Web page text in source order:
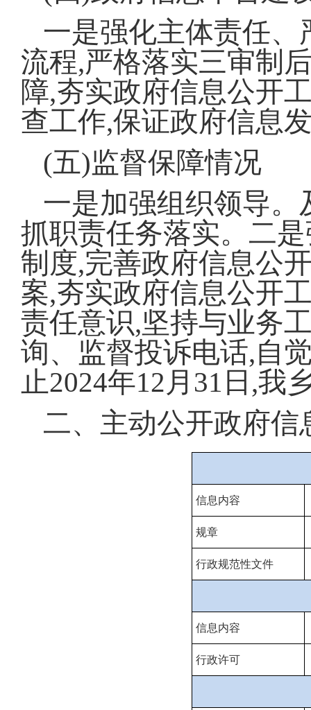
一是强化主体责任
流程,严格落实三审制
障,夯实政府信息公开
查工作,保证政府信息
(五)监督保障情况
一是加强组织领导
抓职责任务落实。二
制度,完善政府信息公
案,夯实政府信息公开
责任意识,坚持与业务
询、监督投诉电话,自
止2024年12月31日,我
二、主动公开政府信
信息内容
规章
行政规范性文件
信息内容
行政许可